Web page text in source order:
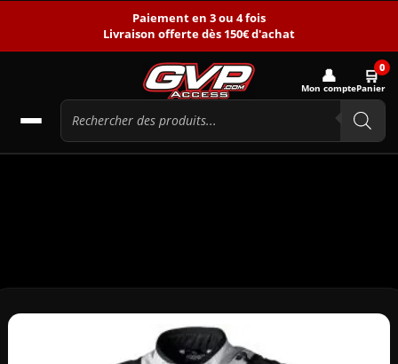
Paiement en 3 ou 4 fois
Livraison offerte dès 150€ d'achat
👤
Mon compte
🛒0
Panier